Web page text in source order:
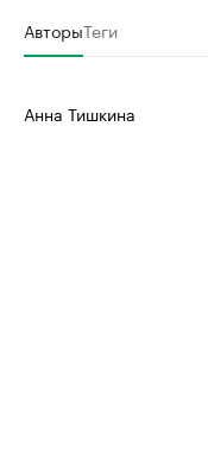
АвторыТеги
Анна Тишкина